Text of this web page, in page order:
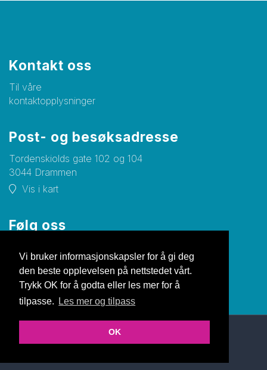
Vi bruker informasjonskapsler for å gi deg
den beste opplevelsen på nettstedet vårt.
Trykk OK for å godta eller les mer for å
tilpasse.
Les mer og tilpass
OK
Kontakt oss
Til våre
kontaktopplysninger
Post- og besøksadresse
Tordenskiolds gate 102 og 104
3044 Drammen
Vis i kart
Følg oss